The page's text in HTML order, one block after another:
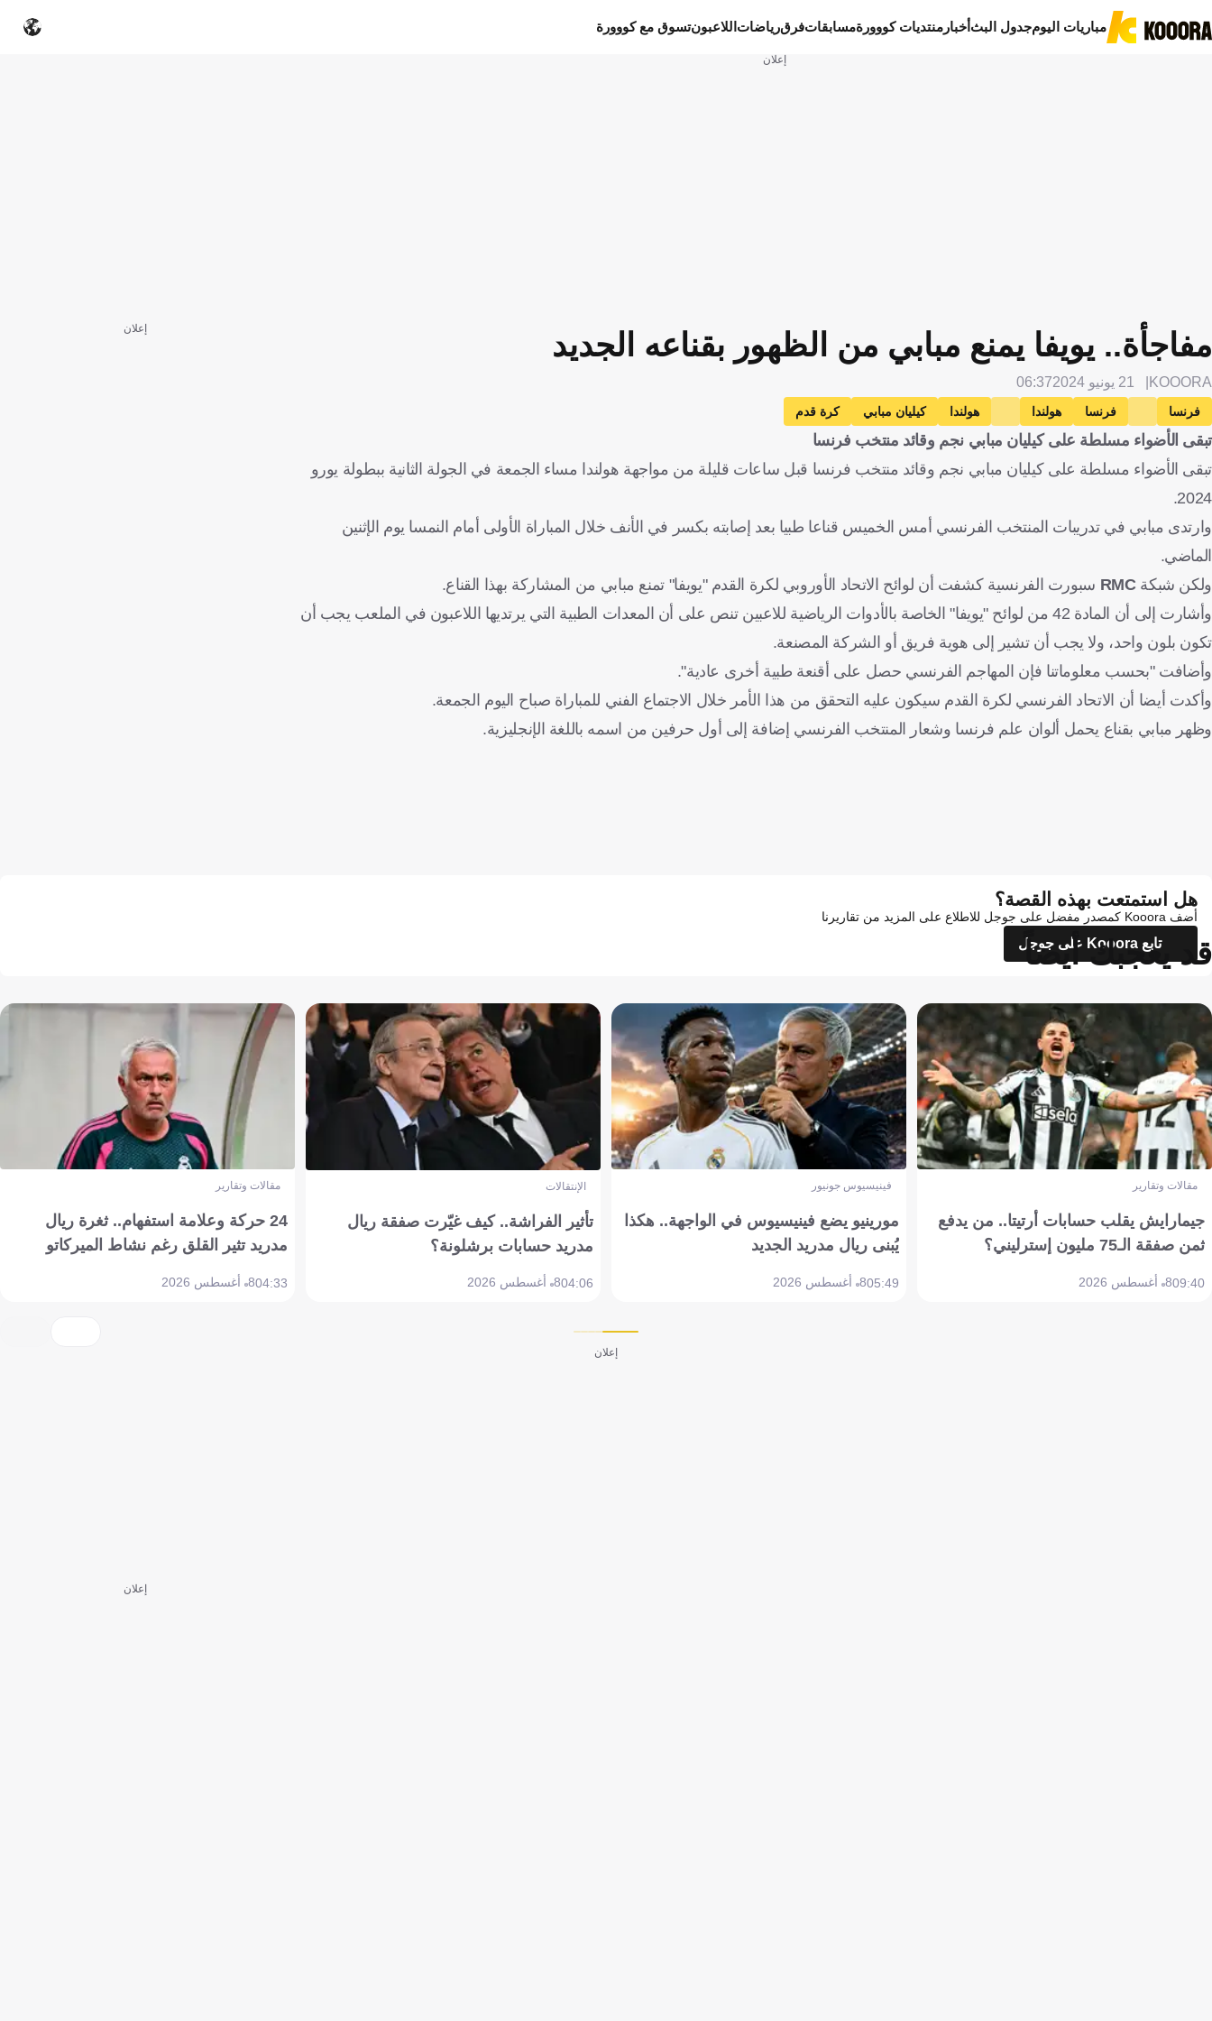
مباريات اليومجدول البثأخبار منتديات كووورةمسابقاتفرقرياضات اللاعبونتسوق مع كووورة
إعلان
مفاجأة.. يويفا يمنع مبابي من الظهور بقناعه الجديد
KOOORA 21 يونيو 2024 06:37
فرنسا فرنسا هولندا هولندا كيليان مبابي كرة قدم
تبقى الأضواء مسلطة على كيليان مبابي نجم وقائد منتخب فرنسا
تبقى الأضواء مسلطة على كيليان مبابي نجم وقائد منتخب فرنسا قبل ساعات قليلة من مواجهة هولندا مساء الجمعة في الجولة الثانية ببطولة يورو
2024.
وارتدى مبابي في تدريبات المنتخب الفرنسي أمس الخميس قناعا طبيا بعد إصابته بكسر في الأنف خلال المباراة الأولى أمام النمسا يوم الإثنين
الماضي.
ولكن شبكة RMC سبورت الفرنسية كشفت أن لوائح الاتحاد الأوروبي لكرة القدم "يويفا" تمنع مبابي من المشاركة بهذا القناع.
وأشارت إلى أن المادة 42 من لوائح "يويفا" الخاصة بالأدوات الرياضية للاعبين تنص على أن المعدات الطبية التي يرتديها اللاعبون في الملعب يجب أن
تكون بلون واحد، ولا يجب أن تشير إلى هوية فريق أو الشركة المصنعة.
وأضافت "بحسب معلوماتنا فإن المهاجم الفرنسي حصل على أقنعة طبية أخرى عادية".
وأكدت أيضا أن الاتحاد الفرنسي لكرة القدم سيكون عليه التحقق من هذا الأمر خلال الاجتماع الفني للمباراة صباح اليوم الجمعة.
وظهر مبابي بقناع يحمل ألوان علم فرنسا وشعار المنتخب الفرنسي إضافة إلى أول حرفين من اسمه باللغة الإنجليزية.
إعلان
هل استمتعت بهذه القصة؟
أضف Kooora كمصدر مفضل على جوجل للاطلاع على المزيد من تقاريرنا
تابع Kooora على جوجل
قد يعجبك أيضاً
مقالات وتقارير
جيمارايش يقلب حسابات أرتيتا.. من يدفع
ثمن صفقة الـ75 مليون إسترليني؟
09:408 أغسطس 2026
فينيسيوس جونيور
مورينيو يضع فينيسيوس في الواجهة.. هكذا
يُبنى ريال مدريد الجديد
05:498 أغسطس 2026
الإنتقالات
تأثير الفراشة.. كيف غيّرت صفقة ريال
مدريد حسابات برشلونة؟
04:068 أغسطس 2026
مقالات وتقارير
24 حركة وعلامة استفهام.. ثغرة ريال
مدريد تثير القلق رغم نشاط الميركاتو
04:338 أغسطس 2026
إعلان
إعلان